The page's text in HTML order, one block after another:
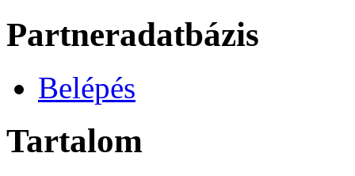
Partneradatbázis
Belépés
Tartalom